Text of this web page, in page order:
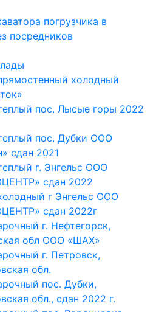
погpузчика в
посредников
холодный
пос. Лысые горы 2022
пос. Дубки ООО
сдан 2021
г. Энгельс ООО
сдан 2022
г Энгельс ООО
сдан 2022г
г. Нефтегорск,
обл ООО «ШАХ»
г. Петровск,
обл.
пос. Дубки,
обл., сдан 2022 г.